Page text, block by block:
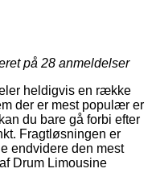
på 28 anmeldelser
heldigvis en række
der er mest populær er
du bare gå forbi efter
Fragtløsningen er
endvidere den mest
Drum Limousine